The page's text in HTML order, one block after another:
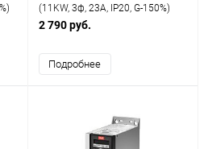
(11KW, 3ф, 23A, IP20, G-150%)
2 790 руб.
Подробнее